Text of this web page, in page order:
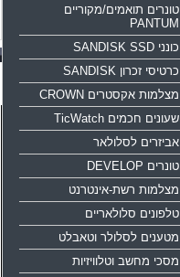
טונרים תואמים/מקוריים
PANTUM
כונני SANDISK SSD
כרטיסי זכרון SANDISK
מצלמות אקסטרים CROWN
שעונים חכמים TicWatch
אביזרים לסלולאר
טונרים DEVELOP
מצלמות רשת-אינטרנט
טלפונים סלולאריים
מטענים לסלולר וטאבלט
מסכי מחשב וטלוויזיות